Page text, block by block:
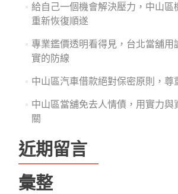
給自己一個機會解決壓力，中山區
重新恢復順遂
專業鑑價透明看得見，台北當舖用
實的防線
中山區汽車借款絕對保密原則，尊
中山區當舖免去人情債，用實力與
關
近期留言
彙整